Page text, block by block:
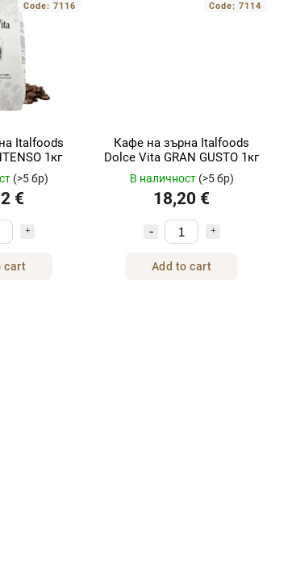
Italfoods
1кг
(>5 бр)
€
cart
Code: 7116
Кафе на зърна Italfoods
Dolce Vita GRAN GUSTO 1кг
В наличност (>5 бр)
18,20 €
Add to cart
Code: 7114